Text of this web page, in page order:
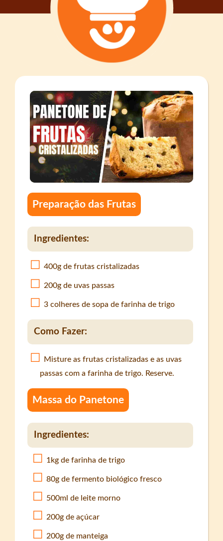
Preparação das Frutas
Ingredientes:
400g de frutas cristalizadas
200g de uvas passas
3 colheres de sopa de farinha de trigo
Como Fazer:
Misture as frutas cristalizadas e as uvas
passas com a farinha de trigo. Reserve.
Massa do Panetone
Ingredientes:
1kg de farinha de trigo
80g de fermento biológico fresco
500ml de leite morno
200g de açúcar
200g de manteiga